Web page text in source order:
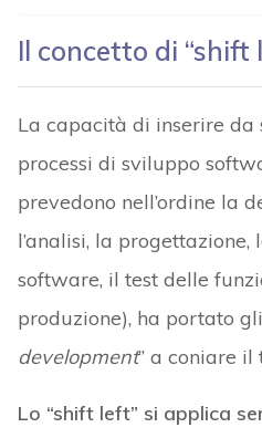
Il concetto di “shift
La capacità di inserire da
processi di sviluppo
prevedono nell’ordine la
l’analisi, la
software, il test delle
produzione), ha portato
development” a coniare il
Lo “shift left” si applica